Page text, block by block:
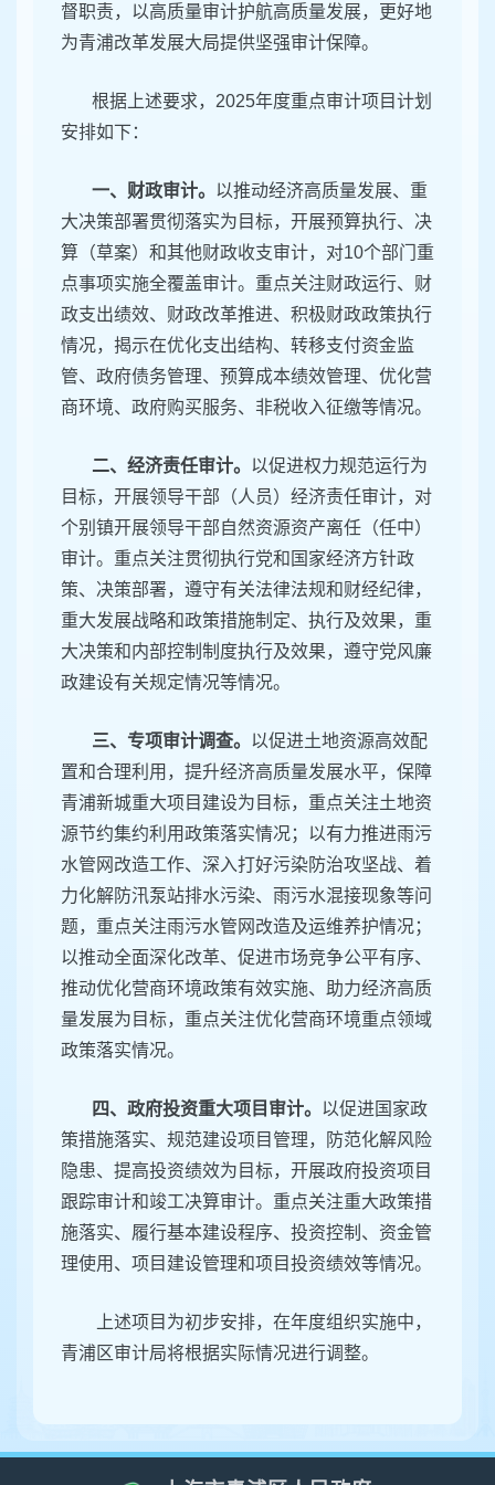
督职责，以高质量审计护航高质量发展，更好地
为青浦改革发展大局提供坚强审计保障。
根据上述要求，2025年度重点审计项目计划
安排如下：
一、财政审计。 以推动经济高质量发展、重
大决策部署贯彻落实为目标，开展预算执行、决
算（草案）和其他财政收支审计，对10个部门重
点事项实施全覆盖审计。重点关注财政运行、财
政支出绩效、财政改革推进、积极财政政策执行
情况，揭示在优化支出结构、转移支付资金监
管、政府债务管理、预算成本绩效管理、优化营
商环境、政府购买服务、非税收入征缴等情况。
二、经济责任审计。 以促进权力规范运行为
目标，开展领导干部（人员）经济责任审计，对
个别镇开展领导干部自然资源资产离任（任中）
审计。重点关注贯彻执行党和国家经济方针政
策、决策部署，遵守有关法律法规和财经纪律，
重大发展战略和政策措施制定、执行及效果，重
大决策和内部控制制度执行及效果，遵守党风廉
政建设有关规定情况等情况。
三、专项审计调查。 以促进土地资源高效配
置和合理利用，提升经济高质量发展水平，保障
青浦新城重大项目建设为目标，重点关注土地资
源节约集约利用政策落实情况；以有力推进雨污
水管网改造工作、深入打好污染防治攻坚战、着
力化解防汛泵站排水污染、雨污水混接现象等问
题，重点关注雨污水管网改造及运维养护情况；
以推动全面深化改革、促进市场竞争公平有序、
推动优化营商环境政策有效实施、助力经济高质
量发展为目标，重点关注优化营商环境重点领域
政策落实情况。
四、政府投资重大项目审计。 以促进国家政
策措施落实、规范建设项目管理，防范化解风险
隐患、提高投资绩效为目标，开展政府投资项目
跟踪审计和竣工决算审计。重点关注重大政策措
施落实、履行基本建设程序、投资控制、资金管
理使用、项目建设管理和项目投资绩效等情况。
上述项目为初步安排，在年度组织实施中，
青浦区审计局将根据实际情况进行调整。